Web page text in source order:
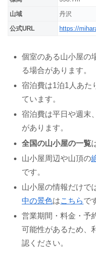
山域
丹沢
公式URL
https://
個室のある山小屋の
る場合があります。
宿泊費は1泊1人あた
ています。
宿泊費は平日や週末
があります。
全国の山小屋の一覧
山小屋周辺や山頂の
です。
山小屋の情報だけで
中の景色はこちらで
営業期間・料金・予
可能性があるため、
認ください。